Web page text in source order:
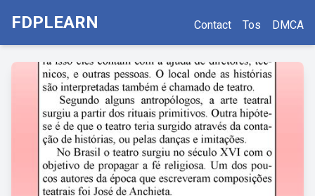
FDPLEARN Contact Tos DMCA